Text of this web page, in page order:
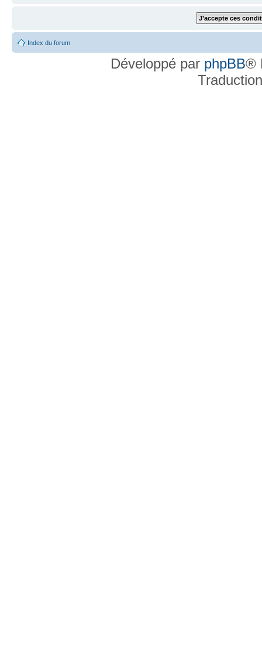
Index du forum
Développé par phpBB®